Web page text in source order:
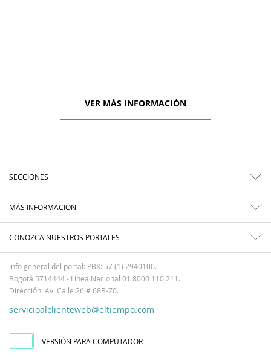
VER MÁS INFORMACIÓN
SECCIONES
MÁS INFORMACIÓN
CONOZCA NUESTROS PORTALES
Info general del portal: PBX: 57 (1) 2940100.
Bogotá 5714444 - Línea Nacional 01 8000 110 211.
Dirección: Av. Calle 26 # 68B-70.
servicioalclienteweb@eltiempo.com
VERSIÓN PARA COMPUTADOR